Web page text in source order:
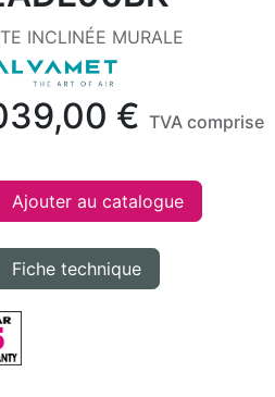
INCLINÉE MURALE
€ TVA comprise
Ajouter au catalogue
Fiche technique